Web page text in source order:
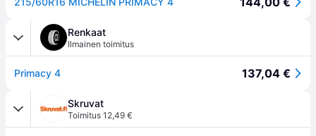
Renkaat
Ilmainen toimitus
Primacy 4 137,04 €
Skruvat
Toimitus 12,49 €